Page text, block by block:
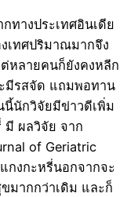
ทางประเทศอินเดีย
เทศปริมาณมากจึง
หลายคนก็ยังคงหลีก
มีรสจัด แถมพอทาน
นักวิจัยมีข่าวดีเพิ่ม
มี ผลวิจัย จาก
of Geriatric
กงกะหรี่นอกจากจะ
มากกว่าเดิม และก็